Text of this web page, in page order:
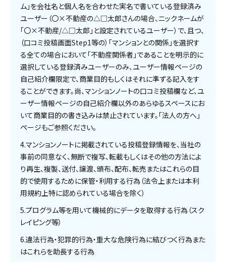
ム」を会社名と個人名を合わせた実名で書いている登録済み
ユーザー（〇×不動産の△□太郎さんの場合、ニックネームが
「〇×不動産/△□太郎」と設定されているユーザー）で、且つ、
（口コミ投稿画面Step1等の）「マンションとの関係」を選択す
る全ての場合において「不動産関係者」であることを明示的に
選択している登録済みユーザーのみ、ユーザー情報ページの
自己紹介欄限定で、商業目的もしくはそれに準ずる記入をす
ることができます。尚、マンションノートの口コミ投稿欄など、ユ
ーザー情報ページの自己紹介欄以外のあらゆるスペースにお
いて商業目的の書き込みは禁止されています。「法人の方へ」
ページもご参照ください。
4.マンションノートに掲載されている投稿登録情報を、当社の
事前の同意なく、無断で複写、転載もしくはその他の方法によ
り再生、複製、送付、譲渡、頒布、配布、転売またはこれらの目
的で使用するために保管・利用する行為（法令上または本利
用規約上特に認められている場合を除く）
5.プログラム等を用いて機械的にデータを取得する行為（スク
レイピング等）
6.違法行為・犯罪的行為・重大な危険行為に結びつく行為また
はこれらを助長する行為